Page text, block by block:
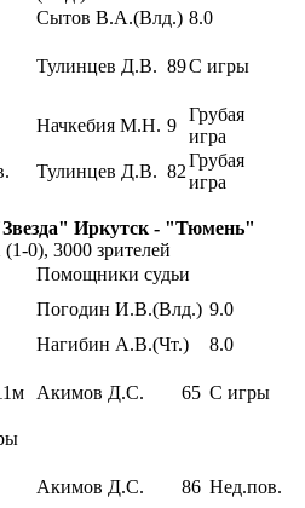
Сытов В.А.(Влд.) 8.0
Тулинцев Д.В. 89С игры
Начкебия М.Н. 9
Грубая
игра
Тулинцев Д.В. 82
Грубая
игра
Иркутск - "Тюмень"
(1-0), 3000 зрителей
Помощники судьи
Погодин И.В.(Влд.) 9.0
Нагибин А.В.(Чт.)
8.0
Акимов Д.С. 65 С игры
Акимов Д.С.
86 Нед.пов.